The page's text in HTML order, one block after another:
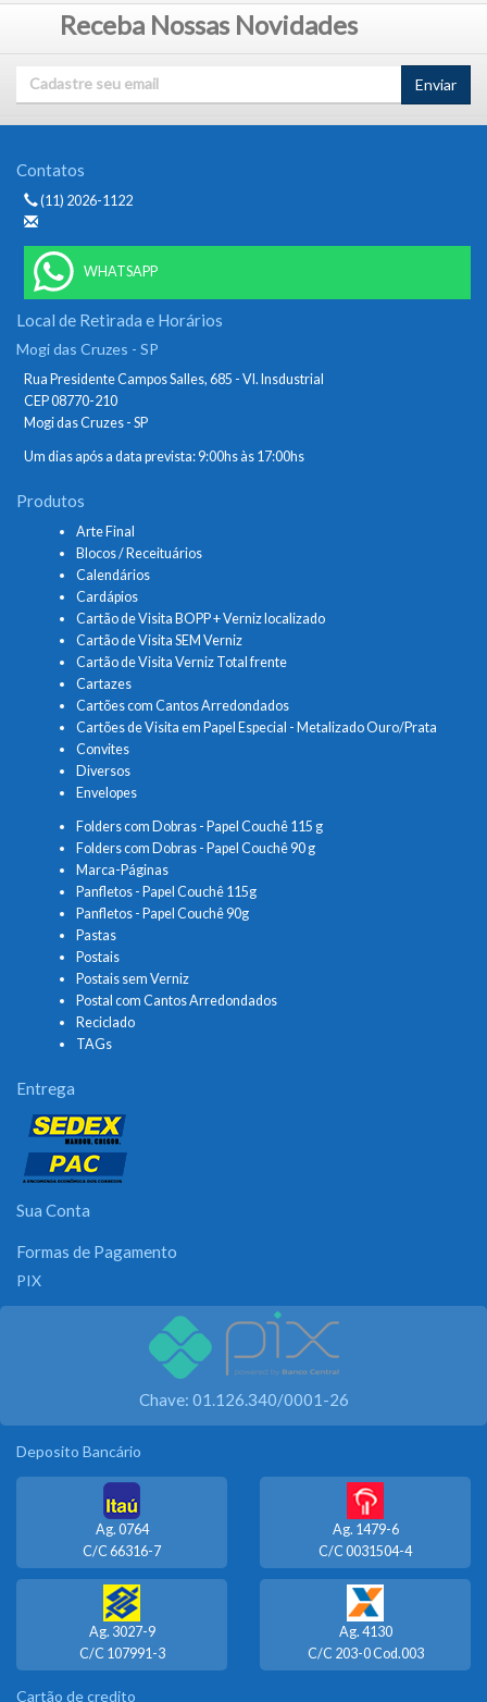
Receba Nossas Novidades
Enviar
Contatos
(11) 2026-1122
WHATSAPP
Local de Retirada e Horários
Mogi das Cruzes - SP
Rua Presidente Campos Salles, 685 - Vl. Insdustrial
CEP 08770-210
Mogi das Cruzes - SP
Um dias após a data prevista: 9:00hs às 17:00hs
Produtos
Arte Final
Blocos / Receituários
Calendários
Cardápios
Cartão de Visita BOPP + Verniz localizado
Cartão de Visita SEM Verniz
Cartão de Visita Verniz Total frente
Cartazes
Cartões com Cantos Arredondados
Cartões de Visita em Papel Especial - Metalizado Ouro/Prata
Convites
Diversos
Envelopes
Folders com Dobras - Papel Couchê 115 g
Folders com Dobras - Papel Couchê 90 g
Marca-Páginas
Panfletos - Papel Couchê 115g
Panfletos - Papel Couchê 90g
Pastas
Postais
Postais sem Verniz
Postal com Cantos Arredondados
Reciclado
TAGs
Entrega
Sua Conta
Formas de Pagamento
PIX
Chave: 01.126.340/0001-26
Deposito Bancário
Ag. 0764
C/C 66316-7
Ag. 1479-6
C/C 0031504-4
Ag. 3027-9
C/C 107991-3
Ag. 4130
C/C 203-0 Cod.003
Cartão de credito